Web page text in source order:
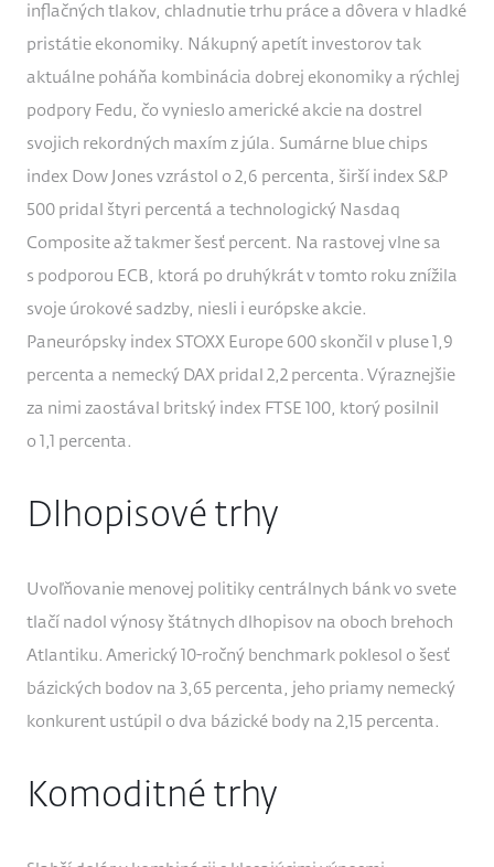
inflačných tlakov, chladnutie trhu práce a dôvera v hladké
pristátie ekonomiky. Nákupný apetít investorov tak
aktuálne poháňa kombinácia dobrej ekonomiky a rýchlej
podpory Fedu, čo vynieslo americké akcie na dostrel
svojich rekordných maxím z júla. Sumárne blue chips
index Dow Jones vzrástol o 2,6 percenta, širší index S&P
500 pridal štyri percentá a technologický Nasdaq
Composite až takmer šesť percent. Na rastovej vlne sa
s podporou ECB, ktorá po druhýkrát v tomto roku znížila
svoje úrokové sadzby, niesli i európske akcie.
Paneurópsky index STOXX Europe 600 skončil v pluse 1,9
percenta a nemecký DAX pridal 2,2 percenta. Výraznejšie
za nimi zaostával britský index FTSE 100, ktorý posilnil
o 1,1 percenta.
Dlhopisové trhy
Uvoľňovanie menovej politiky centrálnych bánk vo svete
tlačí nadol výnosy štátnych dlhopisov na oboch brehoch
Atlantiku. Americký 10-ročný benchmark poklesol o šesť
bázických bodov na 3,65 percenta, jeho priamy nemecký
konkurent ustúpil o dva bázické body na 2,15 percenta.
Komoditné trhy